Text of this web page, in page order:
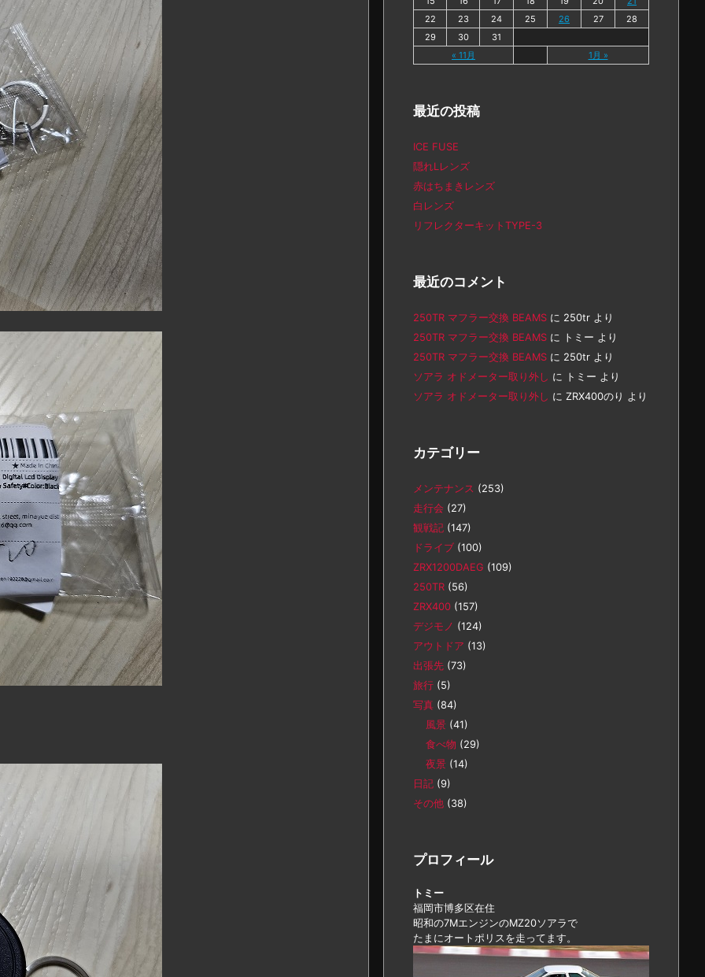
« 11月 1月 »
22
23 24 25 26 27
28
29
30 31
最近の投稿
ICE FUSE
隠れLレンズ
赤はちまきレンズ
白レンズ
リフレクターキットTYPE-3
最近のコメント
250TR マフラー交換 BEAMS に 250tr より
250TR マフラー交換 BEAMS に トミー より
250TR マフラー交換 BEAMS に 250tr より
ソアラ オドメーター取り外し に トミー より
ソアラ オドメーター取り外し に ZRX400のり より
カテゴリー
メンテナンス (253)
走行会 (27)
観戦記 (147)
ドライブ (100)
ZRX1200DAEG (109)
250TR (56)
ZRX400 (157)
デジモノ (124)
アウトドア (13)
出張先 (73)
旅行 (5)
写真 (84)
風景 (41)
食べ物 (29)
夜景 (14)
日記 (9)
その他 (38)
プロフィール
トミー
福岡市博多区在住
昭和の7MエンジンのMZ20ソアラで
たまにオートポリスを走ってます。